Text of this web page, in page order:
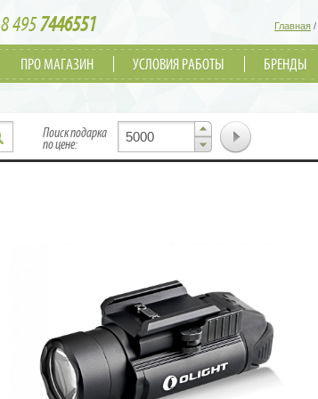
8 4957446551 Главная /
ПРО МАГАЗИН УСЛОВИЯ РАБОТЫ БРЕНДЫ
Поиск подарка
по цене: